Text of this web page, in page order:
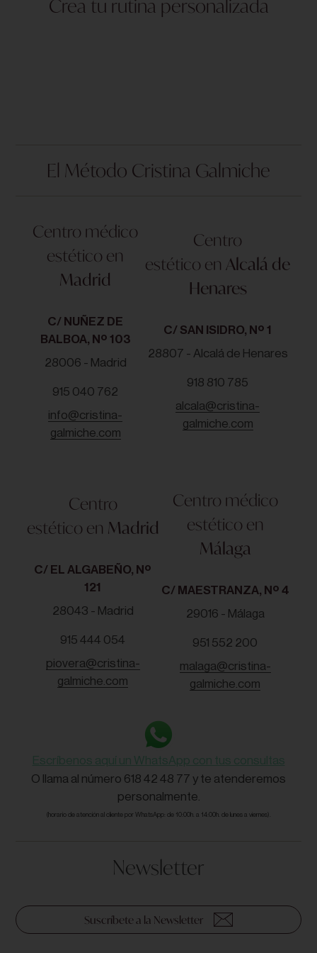
Crea tu rutina personalizada
El Método Cristina Galmiche
Centro médico
estético en
Madrid
C/ NUÑEZ DE
BALBOA, Nº 103
28006 - Madrid
915 040 762
info@cristina-
galmiche.com
Centro
estético enAlcalá de
Henares
C/ SAN ISIDRO, Nº 1
28807 - Alcalá de Henares
918 810 785
alcala@cristina-
galmiche.com
Centro
estético en Madrid
C/ EL ALGABEÑO, Nº
121
28043 - Madrid
915 444 054
piovera@cristina-
galmiche.com
Centro médico
estético en
Málaga
C/ MAESTRANZA, Nº 4
29016 - Málaga
951 552 200
malaga@cristina-
galmiche.com
Escríbenos aquí un WhatsApp con tus consultas
O llama al número 618 42 48 77 y te atenderemos
personalmente.
(horario de atención al cliente por WhatsApp: de 10:00h. a 14:00h. de lunes a viernes).
Newsletter
Suscríbete a la Newsletter